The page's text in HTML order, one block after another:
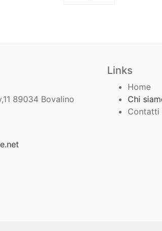
89034 Bovalino
Links
Home
Chi
Contatti